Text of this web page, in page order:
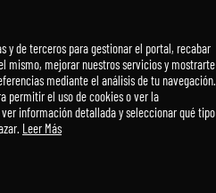
y de terceros para gestionar el portal, recabar
mismo, mejorar nuestros servicios y mostrarte
mediante el análisis de tu navegación.
permitir el uso de cookies o ver la
información detallada y seleccionar qué tipo
Leer Más